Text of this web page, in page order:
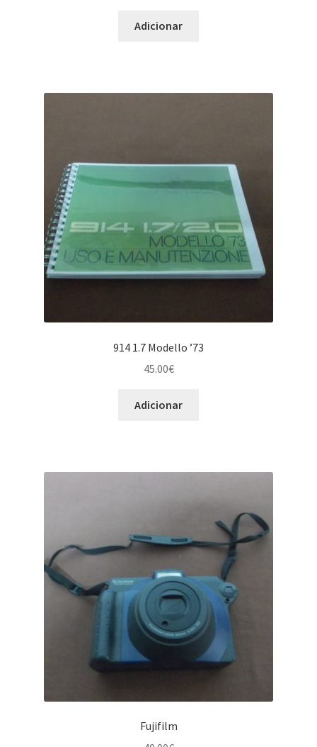
Adicionar
914 1.7 Modello ’73
45.00€
Adicionar
Fujifilm